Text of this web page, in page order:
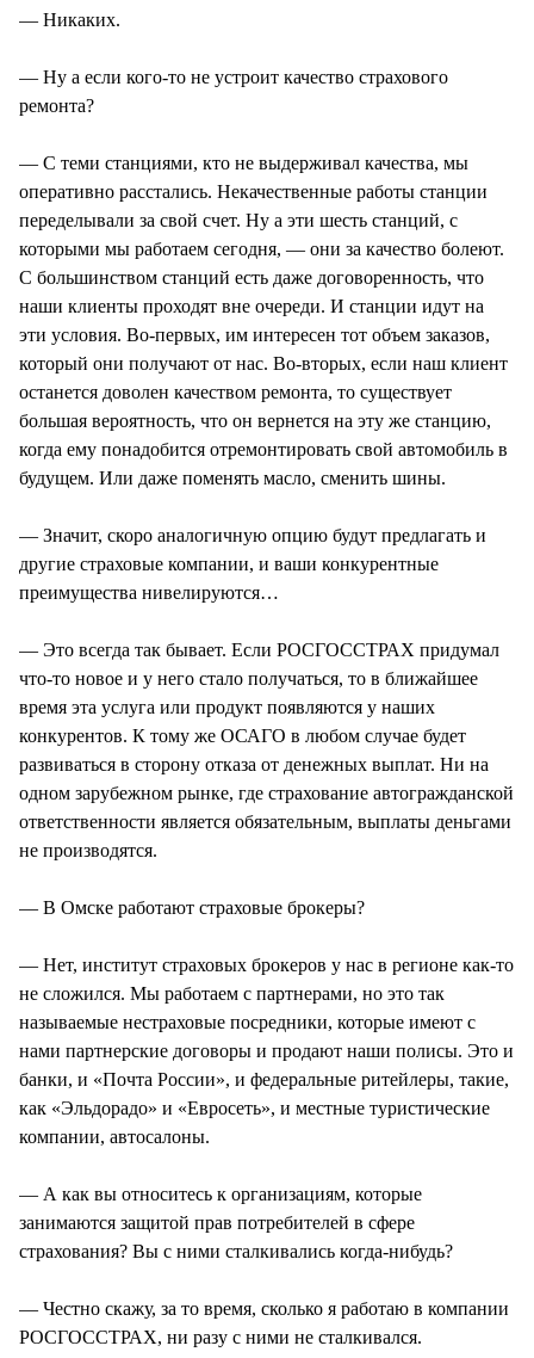
— Никаких.
— Ну а если кого-то не устроит качество страхового
ремонта?
— С теми станциями, кто не выдерживал качества, мы
оперативно расстались. Некачественные работы станции
переделывали за свой счет. Ну а эти шесть станций, с
которыми мы работаем сегодня, — они за качество болеют.
С большинством станций есть даже договоренность, что
наши клиенты проходят вне очереди. И станции идут на
эти условия. Во-первых, им интересен тот объем заказов,
который они получают от нас. Во-вторых, если наш клиент
останется доволен качеством ремонта, то существует
большая вероятность, что он вернется на эту же станцию,
когда ему понадобится отремонтировать свой автомобиль в
будущем. Или даже поменять масло, сменить шины.
— Значит, скоро аналогичную опцию будут предлагать и
другие страховые компании, и ваши конкурентные
преимущества нивелируются…
— Это всегда так бывает. Если РОСГОССТРАХ придумал
что-то новое и у него стало получаться, то в ближайшее
время эта услуга или продукт появляются у наших
конкурентов. К тому же ОСАГО в любом случае будет
развиваться в сторону отказа от денежных выплат. Ни на
одном зарубежном рынке, где страхование автогражданской
ответственности является обязательным, выплаты деньгами
не производятся.
— В Омске работают страховые брокеры?
— Нет, институт страховых брокеров у нас в регионе как-то
не сложился. Мы работаем с партнерами, но это так
называемые нестраховые посредники, которые имеют с
нами партнерские договоры и продают наши полисы. Это и
банки, и «Почта России», и федеральные ритейлеры, такие,
как «Эльдорадо» и «Евросеть», и местные туристические
компании, автосалоны.
— А как вы относитесь к организациям, которые
занимаются защитой прав потребителей в сфере
страхования? Вы с ними сталкивались когда-нибудь?
— Честно скажу, за то время, сколько я работаю в компании
РОСГОССТРАХ, ни разу с ними не сталкивался.